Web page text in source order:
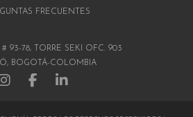
FRECUENTES
# 93-78, TORRE SEKI OFC. 903
BOGOTÁ-COLOMBIA